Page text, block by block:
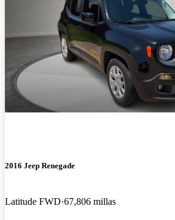
2016 Jeep Renegade
Latitude FWD 67,806 millas